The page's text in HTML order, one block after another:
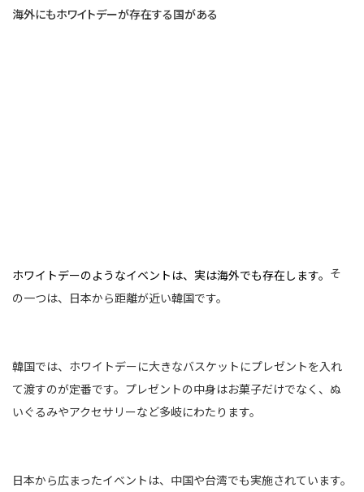
海外にもホワイトデーが存在する国がある
ホワイトデーのようなイベントは、実は海外でも存在します。 そ
の一つは、日本から距離が近い韓国です。
韓国では、ホワイトデーに大きなバスケットにプレゼントを入れ
て渡すのが定番です。プレゼントの中身はお菓子だけでなく、ぬ
いぐるみやアクセサリーなど多岐にわたります。
日本から広まったイベントは、中国や台湾でも実施されています。